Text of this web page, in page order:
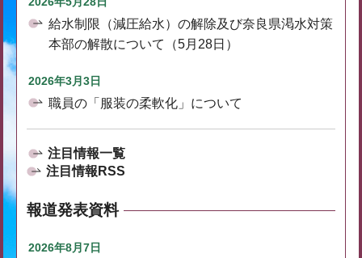
給水制限（減圧給水）の解除及び奈良県渇水対策
本部の解散について（5月28日）
2026年3月3日
職員の「服装の柔軟化」について
注目情報一覧
注目情報RSS
報道発表資料
2026年8月7日